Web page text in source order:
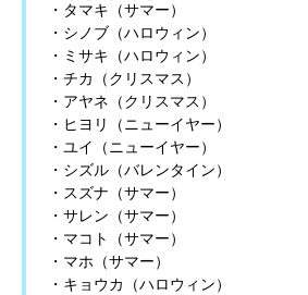
・タマキ（サマー）
・シノブ（ハロウィン）
・ミサキ（ハロウィン）
・チカ（クリスマス）
・アヤネ（クリスマス）
・ヒヨリ（ニューイヤー）
・ユイ（ニューイヤー）
・シズル（バレンタイン）
・スズナ（サマー）
・サレン（サマー）
・マコト（サマー）
・マホ（サマー）
・キョウカ（ハロウィン）